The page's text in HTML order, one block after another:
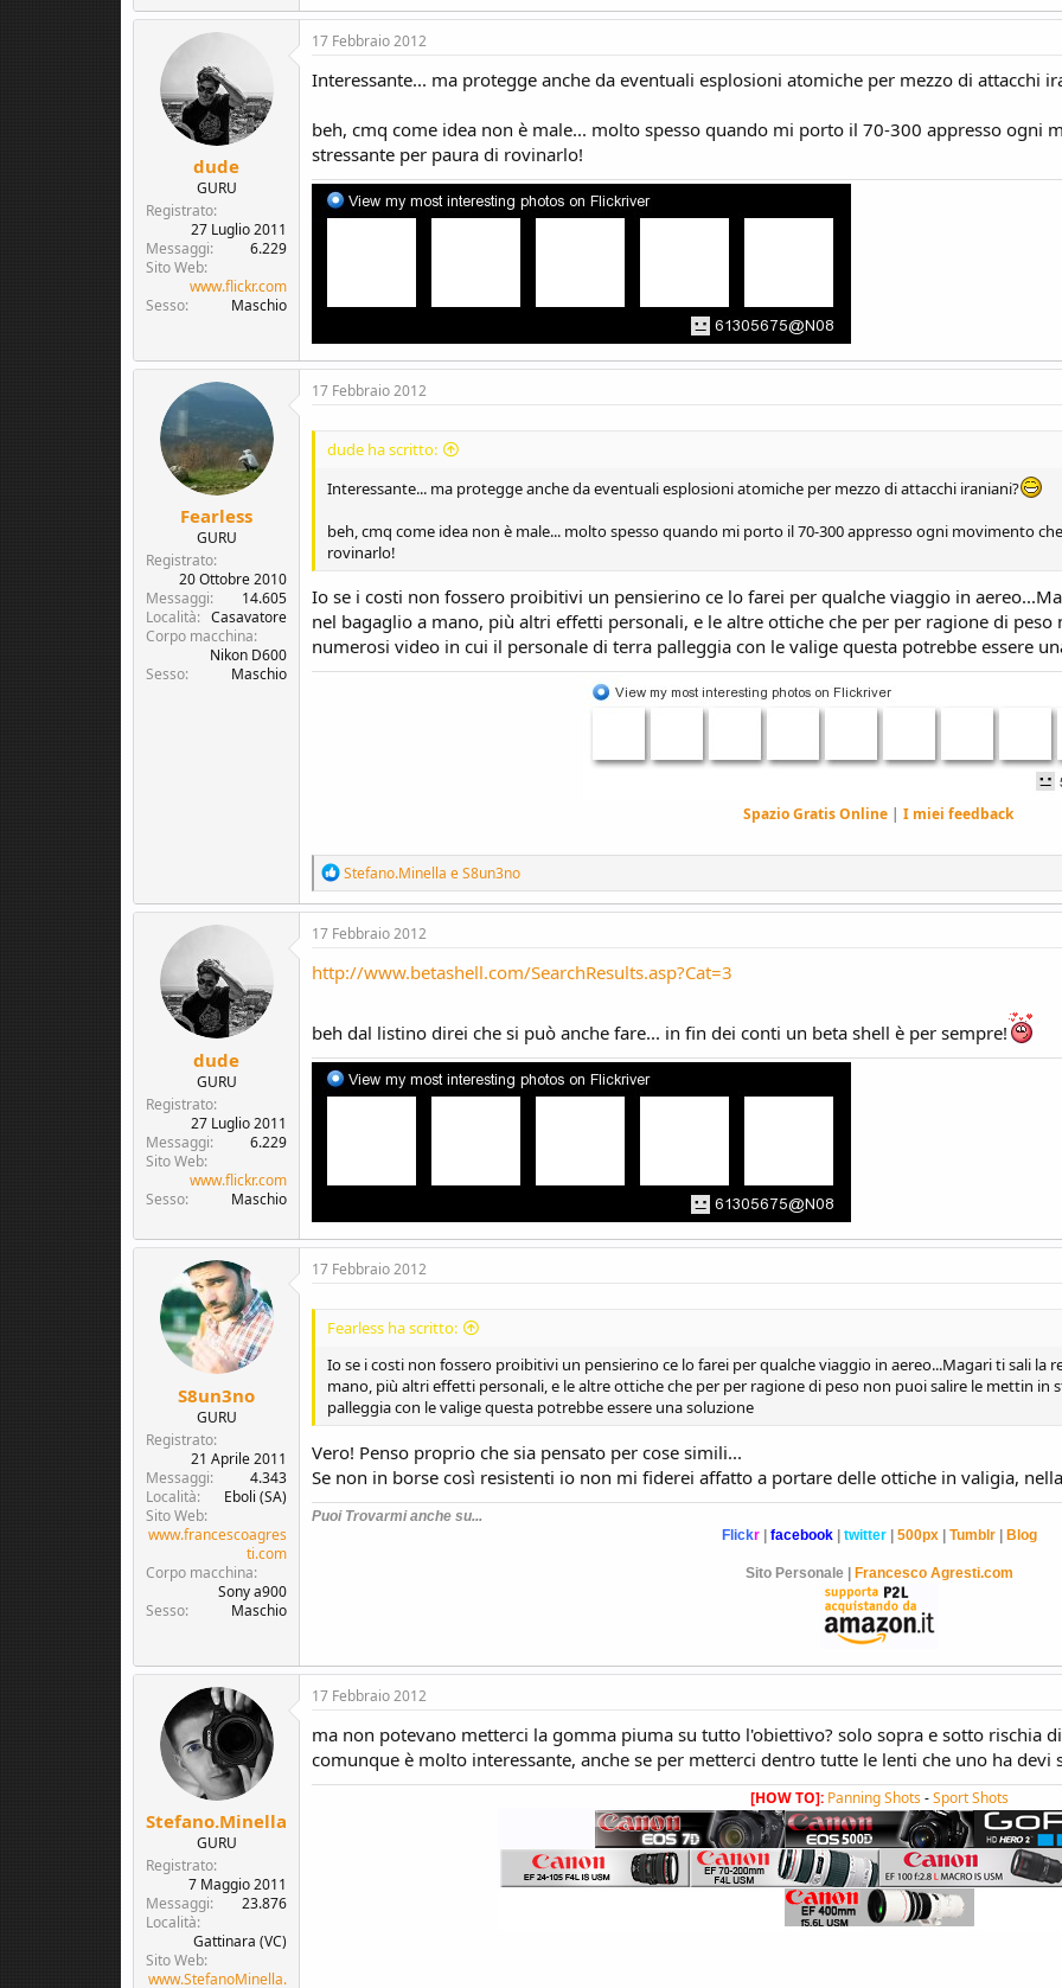
dude
GURU
Registrato
27 Luglio 2011
Messaggi
6.229
Sito Web
www.flickr.com
Sesso
Maschio
17 Febbraio 2012
Interessante... ma protegge anche da eventuali esplosioni atomiche per mezzo di attacchi
beh, cmq come idea non è male... molto spesso quando mi porto il 70-300 appresso ogni
stressante per paura di rovinarlo!
Fearless
GURU
Registrato
20 Ottobre 2010
Messaggi
14.605
Località
Casavatore
Corpo macchina
Nikon D600
Sesso
Maschio
17 Febbraio 2012
dude ha scritto:
Interessante... ma protegge anche da eventuali esplosioni atomiche per mezzo di attacchi iraniani?
beh, cmq come idea non è male... molto spesso quando mi porto il 70-300 appresso ogni movimento
rovinarlo!
Io se i costi non fossero proibitivi un pensierino ce lo farei per qualche viaggio in
nel bagaglio a mano, più altri effetti personali, e le altre ottiche che per per ragione di
numerosi video in cui il personale di terra palleggia con le valige questa potrebbe essere
Spazio Gratis Online | I miei feedback
R
e
a
c
o
Stefano.Minella eS8un3no
dude
GURU
Registrato
27 Luglio 2011
Messaggi
6.229
Sito Web
www.flickr.com
Sesso
Maschio
17 Febbraio 2012
http://www.betashell.com/SearchResults.asp?Cat=3
beh dal listino direi che si può anche fare... in fin dei conti un beta shell è per sempre!
S8un3no
GURU
Registrato
21 Aprile 2011
Messaggi
4.343
Località
Eboli (SA)
Sito Web
www.francescoagres
ti.com
Corpo macchina
Sony a900
Sesso
Maschio
17 Febbraio 2012
Fearless ha scritto:
Io se i costi non fossero proibitivi un pensierino ce lo farei per qualche viaggio in aereo...Magari ti sali
mano, più altri effetti personali, e le altre ottiche che per per ragione di peso non puoi salire le mettin in
palleggia con le valige questa potrebbe essere una soluzione
Vero! Penso proprio che sia pensato per cose simili...
Se non in borse così resistenti io non mi fiderei affatto a portare delle ottiche in valigia,
Puoi Trovarmi anche su...
Flickr | facebook | twitter | 500px | Tumblr | Blog
Sito Personale | Francesco Agresti.com
Stefano.Minella
GURU
Registrato
7 Maggio 2011
Messaggi
23.876
Località
Gattinara (VC)
Sito Web
www.StefanoMinella.
17 Febbraio 2012
ma non potevano metterci la gomma piuma su tutto l'obiettivo? solo sopra e sotto rischia
comunque è molto interessante, anche se per metterci dentro tutte le lenti che uno ha
[HOW TO]: Panning Shots-Sport Shots